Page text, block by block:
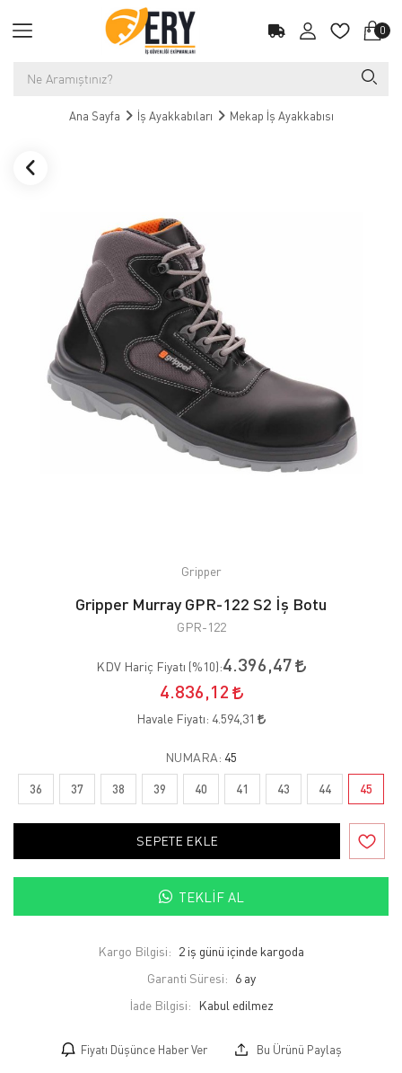
0
Ana Sayfa İş Ayakkabıları Mekap İş Ayakkabısı
Gripper
Gripper Murray GPR-122 S2 İş Botu
GPR-122
KDV Hariç Fiyatı (%10):4.396,47
4.836,12
Havale Fiyatı: 4.594,31
NUMARA: 45
36 37 38 39 40 41 43 44 45
SEPETE EKLE
TEKLIF AL
Kargo Bilgisi: 2 iş günü içinde kargoda
Garanti Süresi: 6 ay
İade Bilgisi:
Fiyatı Düşünce Haber Ver Bu Ürünü Paylaş